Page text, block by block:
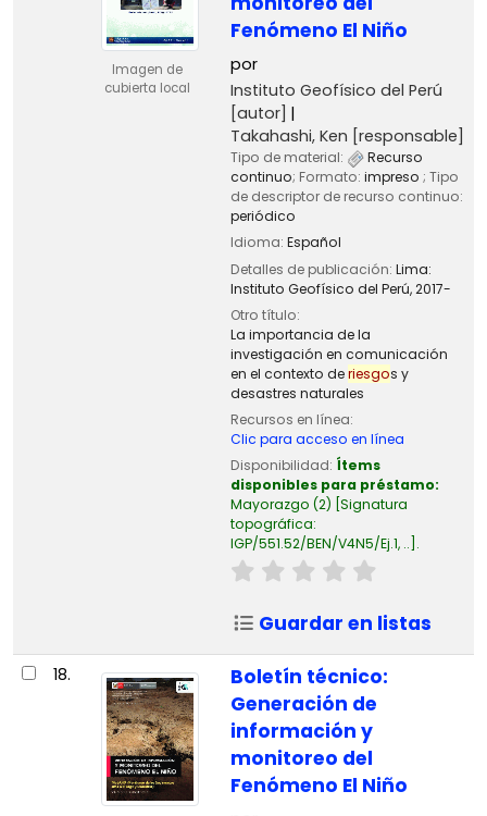
Imagen de
cubierta local
Fenómeno El Niño
por
Instituto Geofísico del Perú
[autor]
Takahashi, Ken [responsable]
Tipo de material:
Recurso
continuo; Formato: impreso ; Tipo
de descriptor de recurso continuo:
periódico
Idioma: Español
Detalles de publicación: Lima:
Instituto Geofísico del Perú,2017-
Otro título:
La importancia de la
investigación en comunicación
en el contexto deriesgos y
desastres naturales
Recursos en línea:
Clic para acceso en línea
Disponibilidad: Ítems
disponibles para préstamo:
Mayorazgo (2) Signatura
topográfica:
IGP/551.52/BEN/V4N5/Ej.1, .. .
Guardar en listas
18.
Boletín técnico:
Generación de
información y
monitoreo del
Fenómeno El Niño